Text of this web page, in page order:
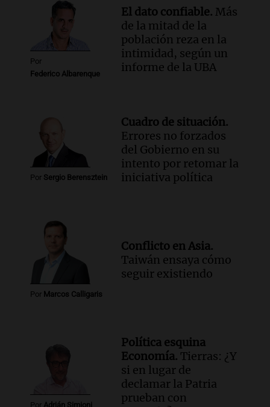
Panorama Federal
Episodios
Por
Federico Albarenque
El dato confiable. Más
de la mitad de la
población reza en la
intimidad, según un
informe de la UBA
Por Sergio Berensztein
Cuadro de situación.
Errores no forzados
del Gobierno en su
intento por retomar la
iniciativa política
Por Marcos Calligaris
Conflicto en Asia.
Taiwán ensaya cómo
seguir existiendo
Por Adrián Simioni
Política esquina
Economía. Tierras: ¿Y
si en lugar de
declamar la Patria
prueban con